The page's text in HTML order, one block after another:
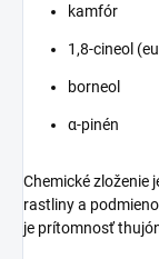
kamfór
1,8-cineol
borneol
α-pinén
Chemické zloženie
rastliny a
je prítomnosť